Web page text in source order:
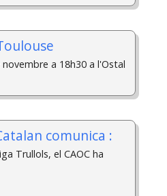
a 18h30 a l'Ostal
comunica :
Trullols, el CAOC ha